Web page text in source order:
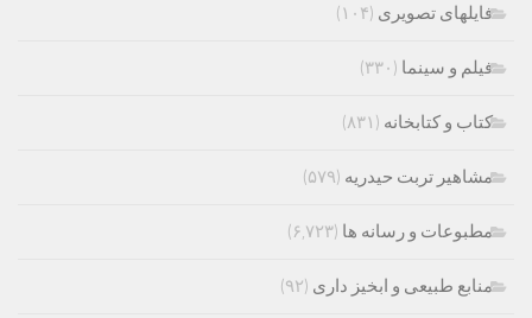
فایلهای تصویری (۱۰۴)
فیلم و سینما (۳۳۰)
کتاب و کتابخانه (۸۳۱)
مشاهیر تربت حیدریه (۵۷۹)
مطبوعات و رسانه ها (۶,۷۲۳)
منابع طبیعی و ابخیز داری (۹۲)